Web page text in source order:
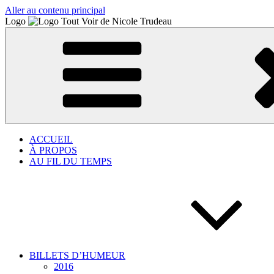
Aller au contenu principal
Logo
ACCUEIL
À PROPOS
AU FIL DU TEMPS
BILLETS D’HUMEUR
2016